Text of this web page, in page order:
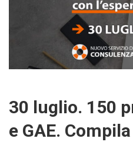
30 luglio. 150
e GAE.